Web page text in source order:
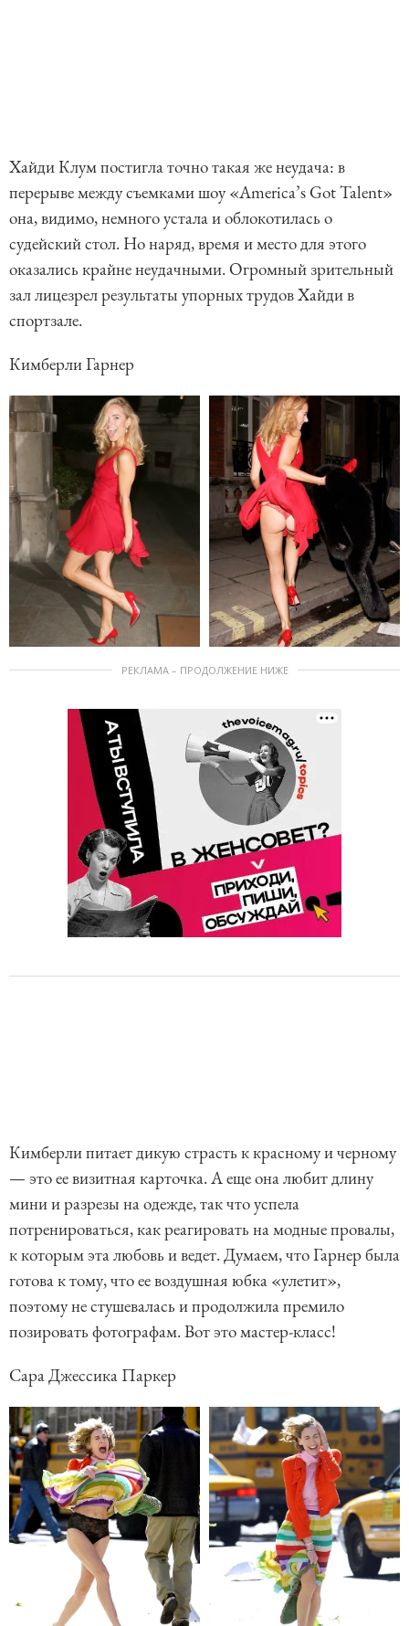
Хайди Клум постигла точно такая же неудача: в
перерыве между съемками шоу «America’s Got Talent»
она, видимо, немного устала и облокотилась о
судейский стол. Но наряд, время и место для этого
оказались крайне неудачными. Огромный зрительный
зал лицезрел результаты упорных трудов Хайди в
спортзале.
Кимберли Гарнер
РЕКЛАМА – ПРОДОЛЖЕНИЕ НИЖЕ
Кимберли питает дикую страсть к красному и черному
— это ее визитная карточка. А еще она любит длину
мини и разрезы на одежде, так что успела
потренироваться, как реагировать на модные провалы,
к которым эта любовь и ведет. Думаем, что Гарнер была
готова к тому, что ее воздушная юбка «улетит»,
поэтому не стушевалась и продолжила премило
позировать фотографам. Вот это мастер-класс!
Сара Джессика Паркер